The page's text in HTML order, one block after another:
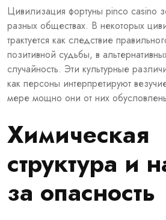
Цивилизация фортуны pinco casino
разных обществах. В некоторых
трактуется как следствие
позитивной судьбы, в
случайность. Эти культурные
как персоны интерпретируют
мере мощно они от них
Химическая
структура и
за опасность